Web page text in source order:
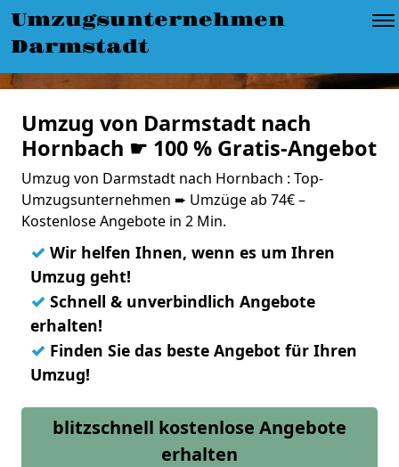
Umzugsunternehmen
Darmstadt
Umzug von Darmstadt nach
Hornbach ☛ 100 % Gratis-Angebot
Umzug von Darmstadt nach Hornbach : Top-
Umzugsunternehmen ➨ Umzüge ab 74€ –
Kostenlose Angebote in 2 Min.
✓ Wir helfen Ihnen, wenn es um Ihren
Umzug geht!
✓ Schnell & unverbindlich Angebote
erhalten!
✓ Finden Sie das beste Angebot für Ihren
Umzug!
blitzschnell kostenlose Angebote
erhalten